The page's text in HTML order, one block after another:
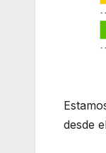
desde